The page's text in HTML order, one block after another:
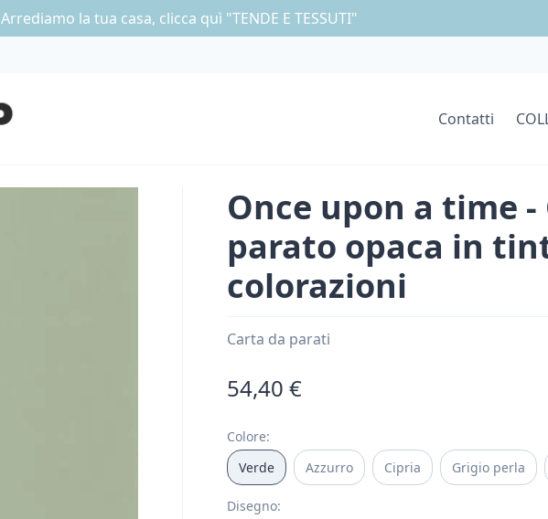
Arrediamo la tua casa, clicca quì "TENDE E TESSUTI"
Contatti
Once upon a time -
parato opaca in
colorazioni
Carta da parati
54,40 €
Colore:
Verde
Azzurro Cipria Grigio perla
Disegno: